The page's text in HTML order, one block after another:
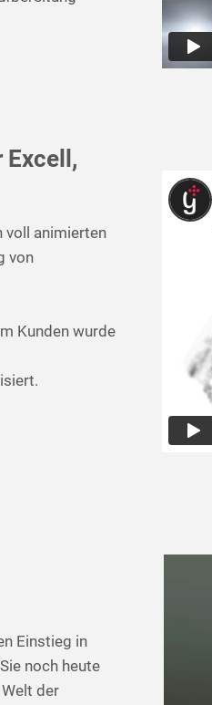
voll animierten
von
Kunden wurde
Einstieg in
noch heute
der